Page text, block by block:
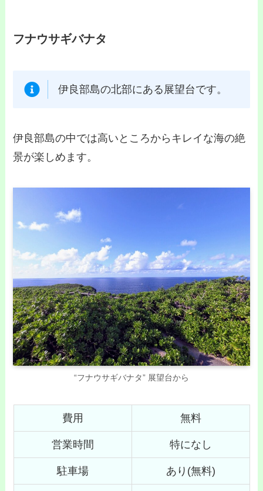
フナウサギバナタ
伊良部島の北部にある展望台です。
伊良部島の中では高いところからキレイな海の絶
景が楽しめます。
“フナウサギバナタ” 展望台から
費用 無料
営業時間 特になし
駐車場 あり(無料)